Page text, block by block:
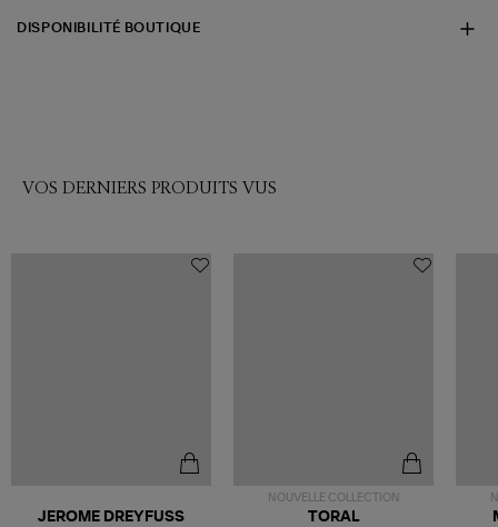
DISPONIBILITÉ BOUTIQUE
VOS DERNIERS PRODUITS VUS
JEROME DREYFUSS
NOUVELLE COLLECTION
TORAL